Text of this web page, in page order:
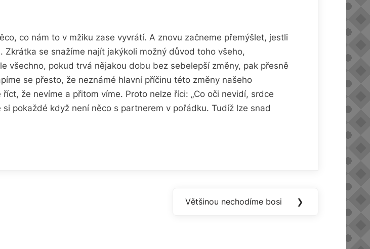
co nám to v mžiku zase vyvrátí. A znovu začneme přemýšlet, jestli
se snažíme najít jakýkoli možný důvod toho všeho,
všechno, pokud trvá nějakou dobu bez sebelepší změny, pak přesně
se přesto, že neznámé hlavní příčinu této změny našeho
že nevíme a přitom víme. Proto nelze říci: „Co oči nevidí, srdce
pokaždé když není něco s partnerem v pořádku. Tudíž lze snad
Next
Většinou nechodíme bosi ❯